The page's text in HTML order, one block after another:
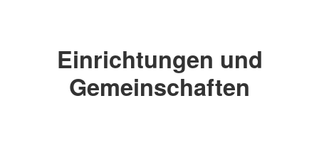
Einrichtungen und
Gemeinschaften